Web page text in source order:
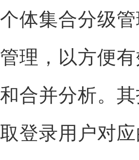
个体集合分级
管理，以方便
和合并分析。
取登录用户对